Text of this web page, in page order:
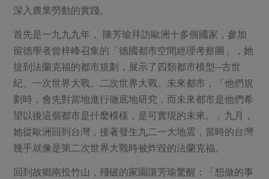
深入農業勞動的實踐。
首先是一九九九年， 陳芳瑜拜訪歐洲十多個國家，參加
留德學者曾梓峰召集的「德國都市空間經理考察團」，她
提到法蘭克福的都市規劃，展示了四類都市模型─古世
紀、一次世界大戰、二次世界大戰、未來都市，「他們規
劃時，會先對當地進行徹底地研究，而未來都市是他們希
望以後這個都市是什麼模樣，是可實現的未來。」九月，
她從歐洲回到台灣，接著發生九二一大地震，當時的台灣
幾乎就像是第二次世界大戰時被炸毀的法蘭克福。
回到故鄉南投竹山，殘破的家園讓芳瑜驚醒：「想做的事